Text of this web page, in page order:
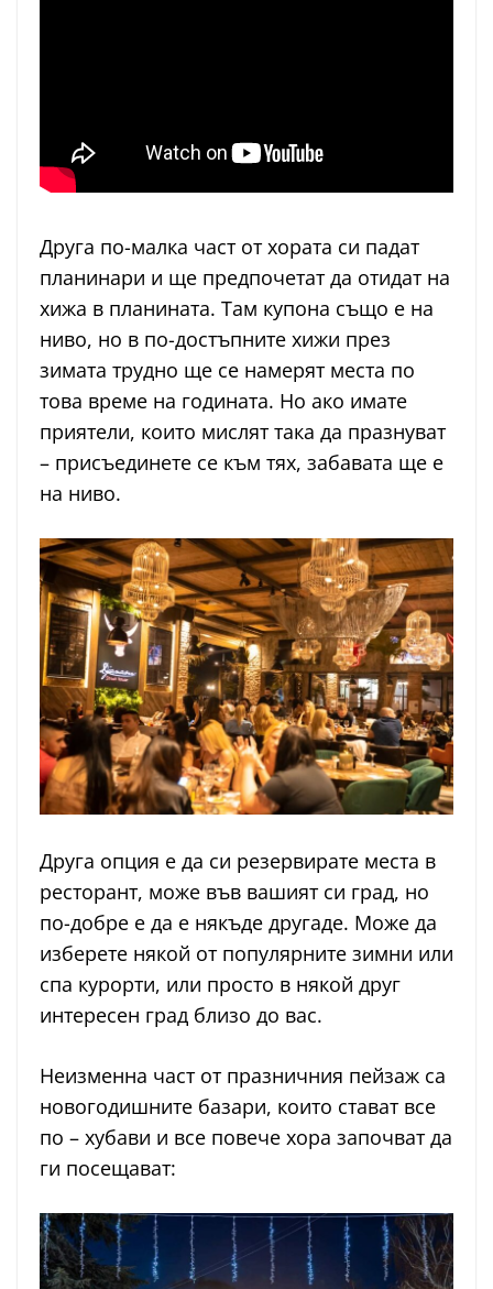
Друга по-малка част от хората си падат
планинари и ще предпочетат да отидат на
хижа в планината. Там купона също е на
ниво, но в по-достъпните хижи през
зимата трудно ще се намерят места по
това време на годината. Но ако имате
приятели, които мислят така да празнуват
– присъединете се към тях, забавата ще е
на ниво.
Друга опция е да си резервирате места в
ресторант, може във вашият си град, но
по-добре е да е някъде другаде. Може да
изберете някой от популярните зимни или
спа курорти, или просто в някой друг
интересен град близо до вас.
Неизменна част от празничния пейзаж са
новогодишните базари, които стават все
по – хубави и все повече хора започват да
ги посещават: